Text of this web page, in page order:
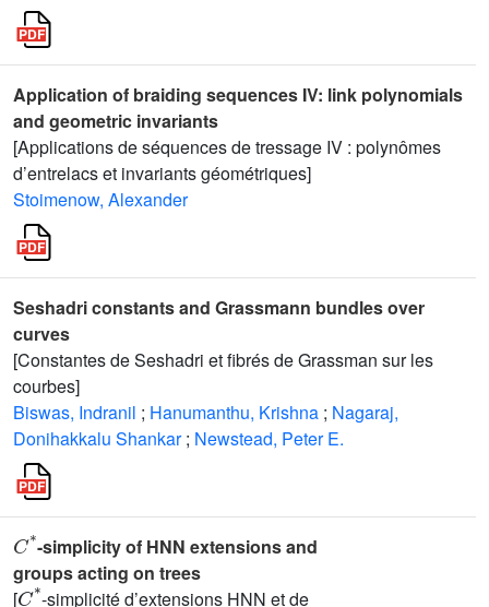
Application of braiding sequences IV: link polynomials
and geometric invariants
[Applications de séquences de tressage IV : polynômes
d’entrelacs et invariants géométriques]
Stoimenow, Alexander
Seshadri constants and Grassmann bundles over
curves
[Constantes de Seshadri et fibrés de Grassman sur les
courbes]
Biswas, Indranil ; Hanumanthu, Krishna ; Nagaraj,
Donihakkalu Shankar ; Newstead, Peter E.
*
-simplicity of HNN extensions and
groups acting on trees
[
C*
-simplicité d’extensions HNN et de